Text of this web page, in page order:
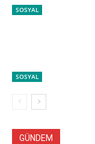
SOSYAL
SOSYAL
GÜNDEM